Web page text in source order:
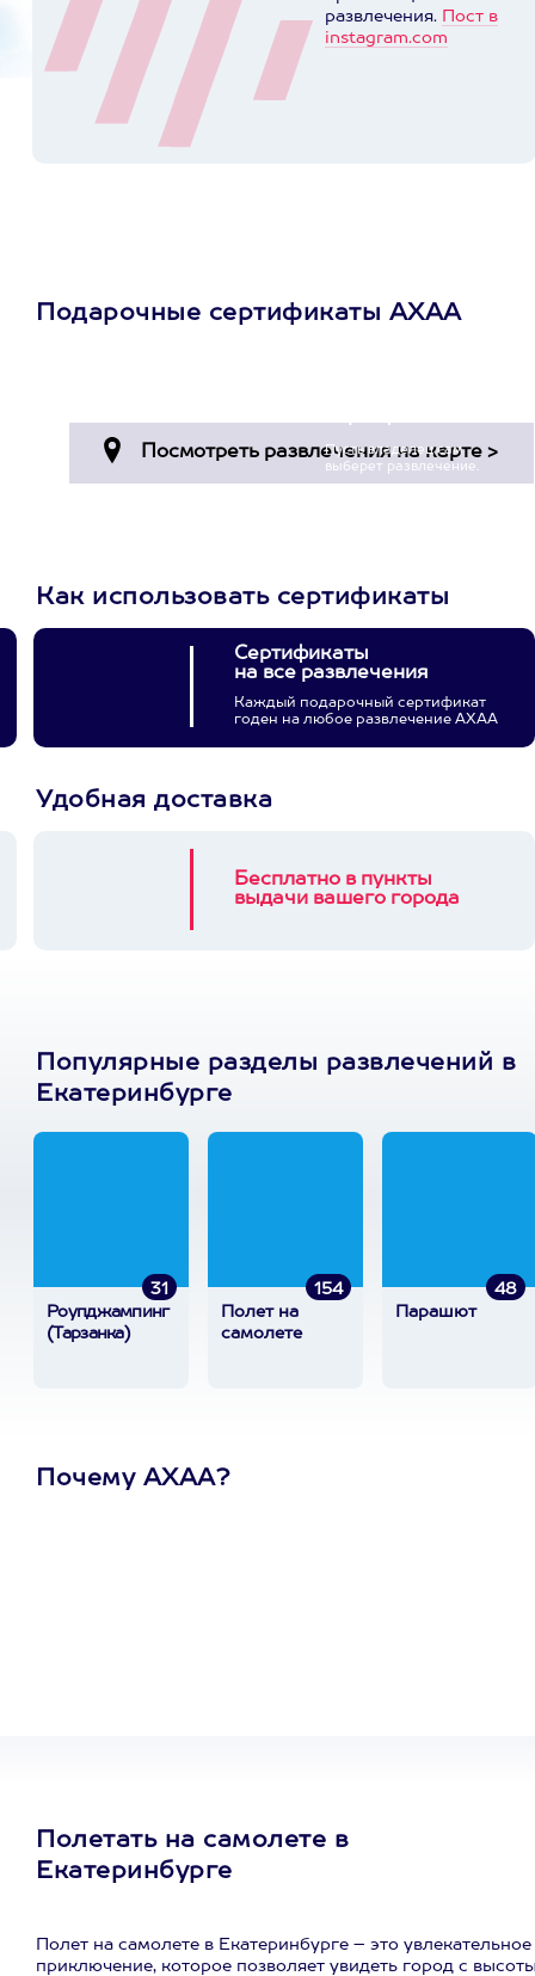
развлечения. Пост в
instagram.com
Подарочные сертификаты АХАА
Пусть владелец сам
выберет развлечение.
Как использовать сертификаты
Сертификаты
на все развлечения
Каждый подарочный сертификат
годен на любое развлечение АХАА
Удобная доставка
Бесплатно в пункты
выдачи вашего города
Популярные разделы развлечений в
Екатеринбурге
31
Роупджампинг
(Тарзанка)
154
Полет на
самолете
48
Парашют
Почему АХАА?
Полетать на самолете в
Екатеринбурге
Полет на самолете в Екатеринбурге – это увлекательное
приключение, которое позволяет увидеть город с